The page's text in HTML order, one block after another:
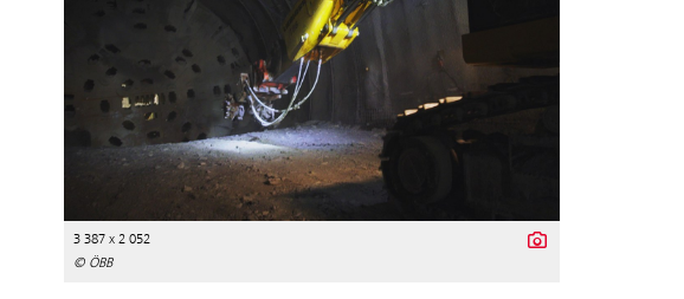
3 387 x 2 052
© ÖBB